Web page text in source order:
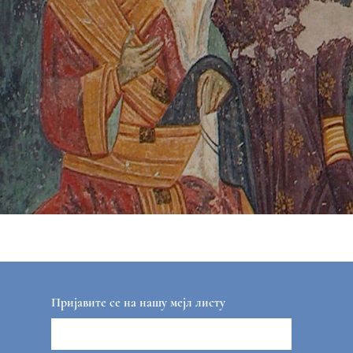
Пријавите се на нашу мејл листу